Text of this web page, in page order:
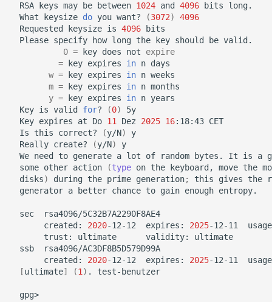
RSA
keys may be between 1024 and 4096 bits
What
keysize do you want? (3072)
4096
Requested
keysize is 4096
Please specify how long the key should be
0 = key does not
expire
=
key expires in n
w = key expires in n
m = key expires in n
y = key expires in n
Key is valid for? (0)
Key expires at Do 11 Dez 2025 16:18:43
Is
this correct? (y/N)
Really create? (y/N)
We need to generate a lot of random bytes. It is a
some other action (type on the keyboard, move the
disks) during the prime generation; this gives the
generator a better chance to gain enough entropy.
sec
created:
2020-12-12 expires: 2025-12-11
trust:
ultimate validity:
ssb
created:
2020-12-12 expires: 2025-12-11
[ultimate] (1 ) . test-benutzer